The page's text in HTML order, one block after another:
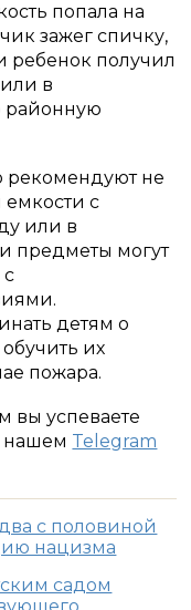
попала на
зажег спичку,
ребенок получил
в
районную
рекомендуют не
емкости с
или в
предметы могут
с
детям о
их
пожара.
вы успеваете
нашем Telegram
с половиной
нацизма
садом